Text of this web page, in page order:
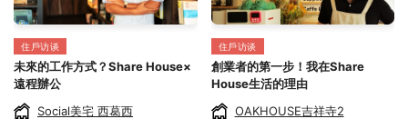
住戶访谈
未來的工作方式？Share House×
遠程辦公
Social美宅 西葛西
住戶访谈
創業者的第一步！我在Share
House生活的理由
OAKHOUSE吉祥寺2